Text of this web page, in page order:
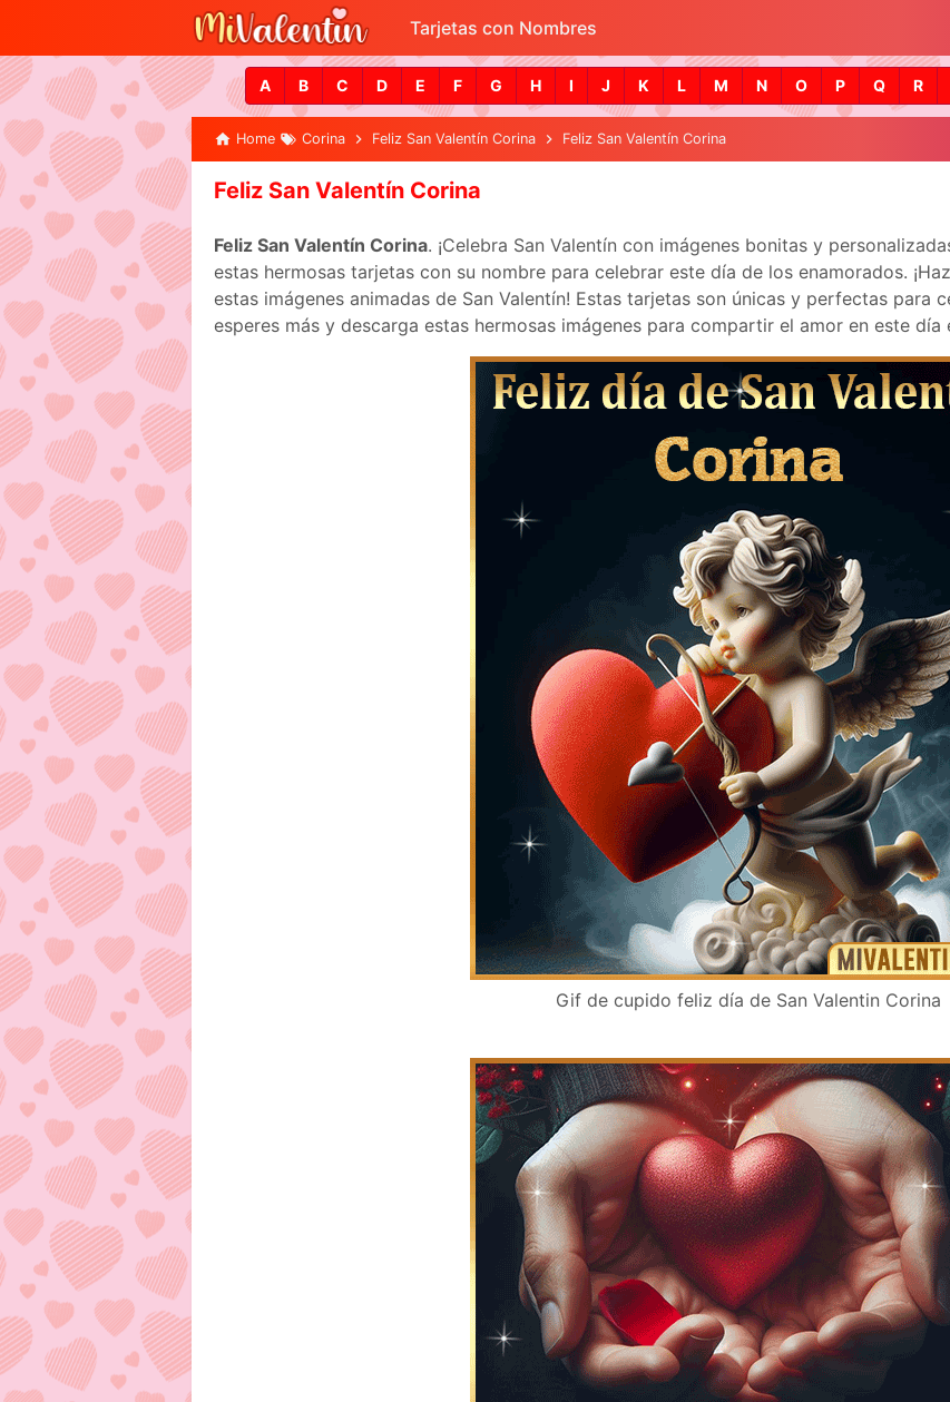
Tarjetas con Nombres
A B C D E F G H I J K L M N O P Q R
Home Corina Feliz San Valentín Corina Feliz San Valentín Corina
Feliz San Valentín Corina
Feliz San Valentín Corina. ¡Celebra San Valentín con imágenes bonitas y
estas hermosas tarjetas con su nombre para celebrar este día de los enamorados.
estas imágenes animadas de San Valentín! Estas tarjetas son únicas y perfectas para
esperes más y descarga estas hermosas imágenes para compartir el amor en este día
Gif de cupido feliz día de San Valentin Corina